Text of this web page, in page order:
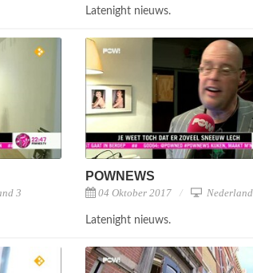
Latenight nieuws.
3
POWNEWS
04 Oktober 2017
Latenight nieuws.